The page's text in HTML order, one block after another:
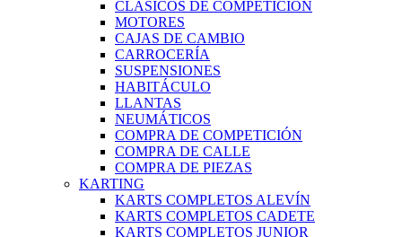
CLÁSICOS DE COMPETICIÓN
MOTORES
CAJAS DE CAMBIO
CARROCERÍA
SUSPENSIONES
HABITÁCULO
LLANTAS
NEUMÁTICOS
COMPRA DE COMPETICIÓN
COMPRA DE CALLE
COMPRA DE PIEZAS
KARTING
KARTS COMPLETOS ALEVÍN
KARTS COMPLETOS CADETE
KARTS COMPLETOS JUNIOR